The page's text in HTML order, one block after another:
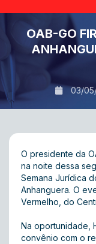
OAB-GO
03/
O presidente da
na noite dessa
Semana Jurídica
Anhanguera. O
Vermelho, do
Na oportunidade,
convênio com o